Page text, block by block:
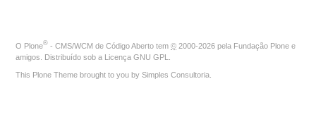
O Plone® - CMS/WCM de Código Aberto tem © 2000-2026 pela Fundação Plone e
amigos. Distribuído sob a Licença GNU GPL
This Plone Theme brought to you by Simples Consultoria